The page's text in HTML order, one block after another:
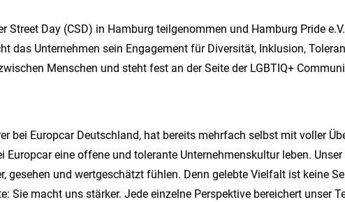
Day (CSD) in Hamburg teilgenommen und Hamburg Pride
das Unternehmen sein Engagement für Diversität, Inklusion,
Menschen und steht fest an der Seite der LGBTIQ+
bei Europcar Deutschland, hat bereits mehrfach selbst mit voller
eine offene und tolerante Unternehmenskultur leben.
gesehen und wertgeschätzt fühlen. Denn gelebte Vielfalt ist keine
Sie macht uns stärker. Jede einzelne Perspektive bereichert unser